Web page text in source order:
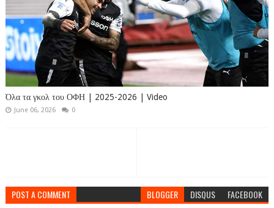
Όλα τα γκολ του ΟΦΗ | 2025-2026 | Video
June 06, 2026 0
POST A COMMENT BLOGGER DISQUS FACEBOOK